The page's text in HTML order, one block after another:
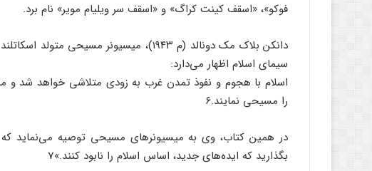
فوکو»، «اسقف کینت کراگ» و «اسقف سر ویلیام مویر» نام برد.
دانکن بلاک مک دونالد (م ۱۹۴۳)، میسیونر
سیمای اسلام اظهار می‌دارد:
اسلام با هجوم و نفوذ تمدن غرب به زودی متلاشی خواهد شد و
را مسیحی نمایند.۶
در همین کتاب، وی به میسیونرهای مسیحی توصیه می‌نماید
بگذارید که ایده‌های جدید، اساس اسلام را نابود کنند.»7